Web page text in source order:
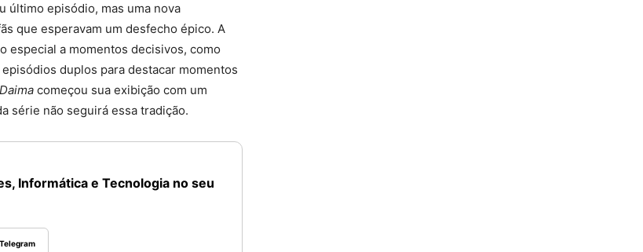
último episódio, mas uma nova
que esperavam um desfecho épico. A
especial a momentos decisivos, como
duplos para destacar momentos
começou sua exibição com um
série não seguirá essa tradição.
Informática e Tecnologia no seu